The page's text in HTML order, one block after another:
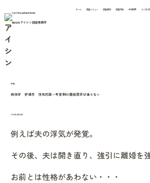
札幌弁護士協同組合特約店
株式会社 アイシン探偵事務所
ホーム 調査メニュー 調査事例 調査料金 会社概要 よくある
伊達
興信所 伊達市 浮気問題～有責側の離婚請求は通らない
2013年8月30日
例えば夫の浮気が発覚。
その後、夫は開き直り、強引に離婚を
お前とは性格があわない・・・